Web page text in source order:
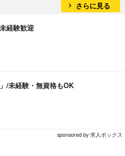
さらに見る
経験歓迎
/未経験・無資格もOK
sponsored by 求人ボックス